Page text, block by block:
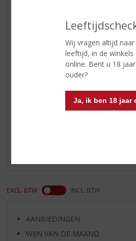
Wij vragen altijd
leeftijd, in de winkels
online. Bent u 18
ouder?
Ja, ik ben 18 jaar
Reviews
Schrijf een review
5)
EXCL. BTW INCL. BTW
AANBIEDINGEN
WIJN VAN DE MAAND